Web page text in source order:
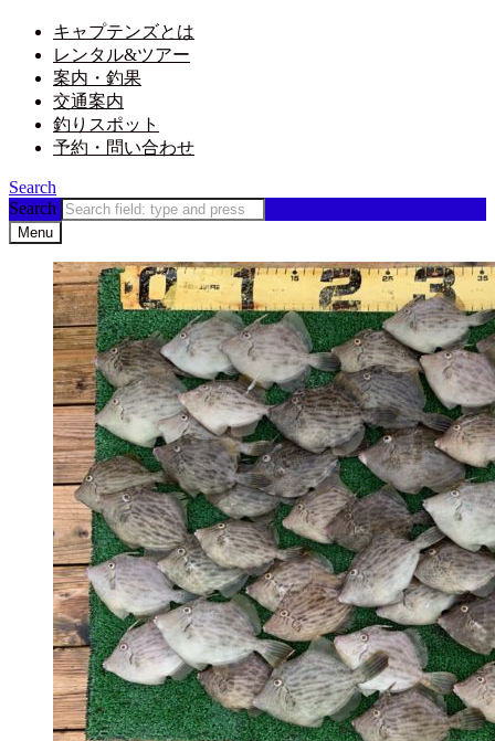
キャプテンズとは
レンタル&ツアー
案内・釣果
交通案内
釣りスポット
予約・問い合わせ
Search
Search
Menu